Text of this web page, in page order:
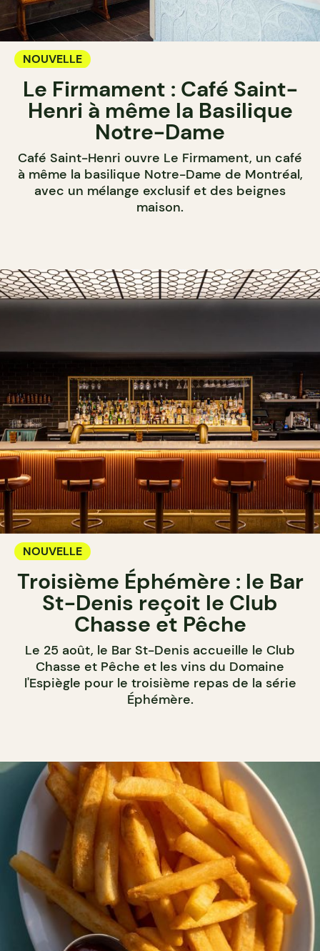
NOUVELLE
Le Firmament : Café Saint-
Henri à même la Basilique
Notre-Dame
Café Saint-Henri ouvre Le Firmament, un café
à même la basilique Notre-Dame de Montréal,
avec un mélange exclusif et des beignes
maison.
NOUVELLE
Troisième Éphémère : le Bar
St-Denis reçoit le Club
Chasse et Pêche
Le 25 août, le Bar St-Denis accueille le Club
Chasse et Pêche et les vins du Domaine
l'Espiègle pour le troisième repas de la série
Éphémère.